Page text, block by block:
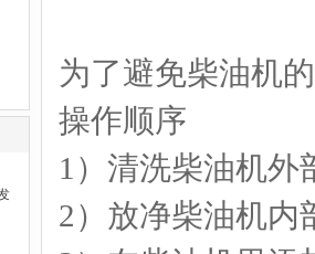
为了避免柴油机
操作顺序
1）清洗柴油机外
2）放净柴油机内